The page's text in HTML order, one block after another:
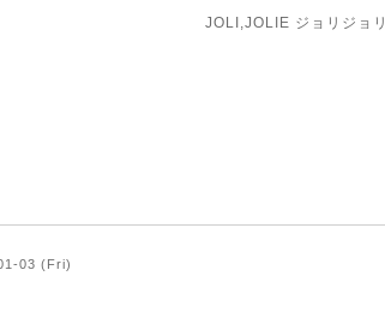
JOLI,JOLIE ジョリジョリ
03 (Fri)